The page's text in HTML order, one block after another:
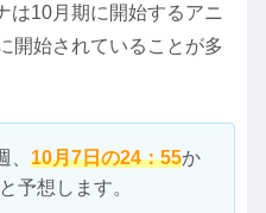
は10月期に開始するアニ
開始されていることが多
10月7日の24：55か
予想します。